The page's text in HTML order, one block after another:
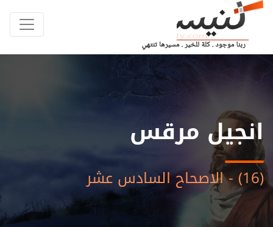
انجيل مرقس
(16) - الاصحاح السادس عشر